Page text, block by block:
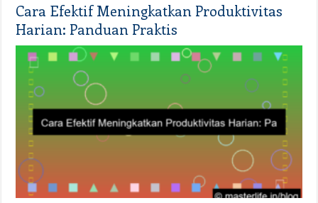
Cara Efektif Meningkatkan Produktivitas
Harian: Panduan Praktis